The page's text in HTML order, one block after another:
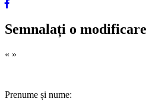
Semnalați o modificare
« »
Prenume și nume: